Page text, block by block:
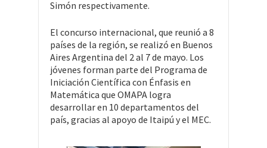
Simón respectivamente.
El concurso internacional, que reunió a 8
países de la región, se realizó en Buenos
Aires Argentina del 2 al 7 de mayo. Los
jóvenes forman parte del Programa de
Iniciación Científica con Énfasis en
Matemática que OMAPA logra
desarrollar en 10 departamentos del
país, gracias al apoyo de Itaipú y el MEC.